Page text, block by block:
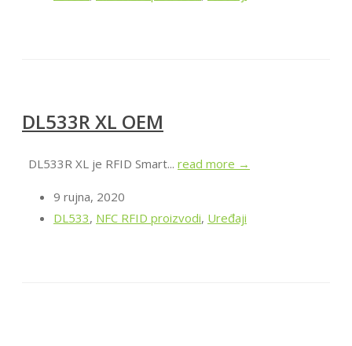
DL533R XL OEM
DL533R XL je RFID Smart... read more →
9 rujna, 2020
DL533, NFC RFID proizvodi, Uređaji